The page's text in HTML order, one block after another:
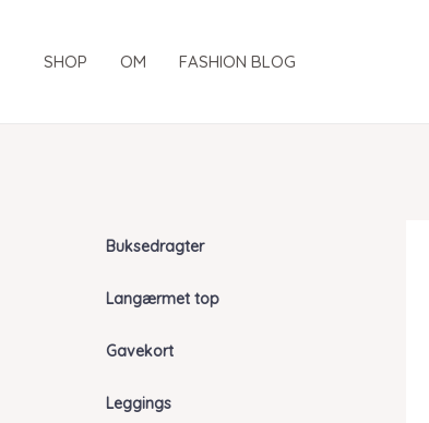
SHOP OM FASHION BLOG
Buksedragter
Langærmet top
Gavekort
Leggings